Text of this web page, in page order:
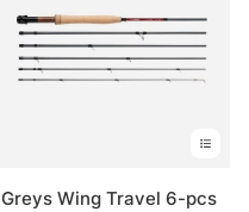
Greys Wing Travel 6-pcs